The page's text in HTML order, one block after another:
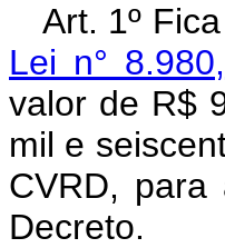
Art. 1º
Lei n°
valor de R$
mil e
CVRD,
Decreto.